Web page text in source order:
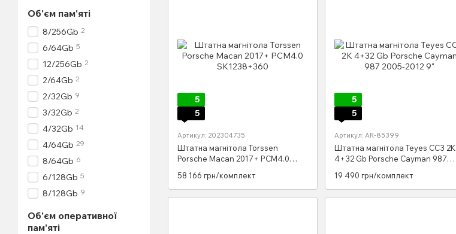
5
5
Артикул: 202304735
Штатна магнітола Torssen
Porsche Macan 2017+ PCM4.0
58 166 грн/комплект
5
5
Артикул: AR-85399
Штатна магнітола Teyes CC3 2K
4+32 Gb Porsche Cayman 987
19 490 грн/комплект
Об'єм пам'яті
8/256Gb 2
6/64Gb 5
12/256Gb 2
2/64Gb 2
2/32Gb 9
3/32Gb 2
4/32Gb 14
4/64Gb 29
8/64Gb 6
6/128Gb 5
8/128Gb 9
Об'єм оперативної
пам'яті